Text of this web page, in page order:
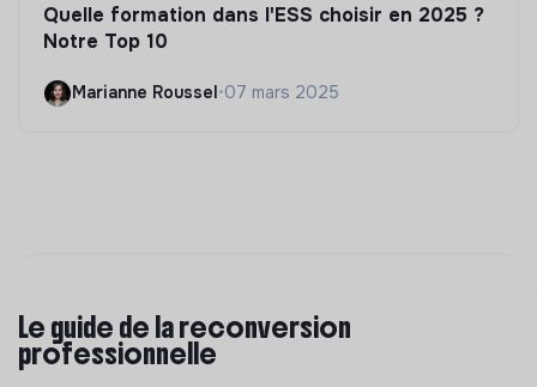
Quelle formation dans l'ESS choisir en 2025 ?
Notre Top 10
Marianne Roussel •07 mars 2025
Le guide de la reconversion
professionnelle